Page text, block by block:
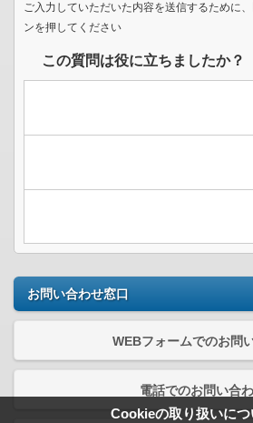
Cookieの取り扱いにつ
ご入力していただいた内容を送信するために
ンを押してください
この質問は役に立ちましたか？
お問い合わせ窓口
WEBフォームでのお問
電話でのお問い合